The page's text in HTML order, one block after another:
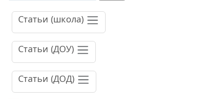
Статьи (школа)
Статьи (ДОУ)
Статьи (ДОД)